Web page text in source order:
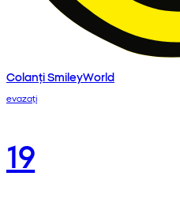
Colanți SmileyWorld
evazați
19